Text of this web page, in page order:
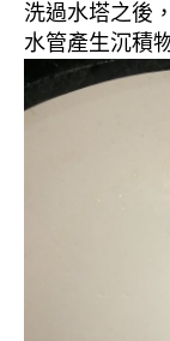
洗過水塔之後
水管產生沉積